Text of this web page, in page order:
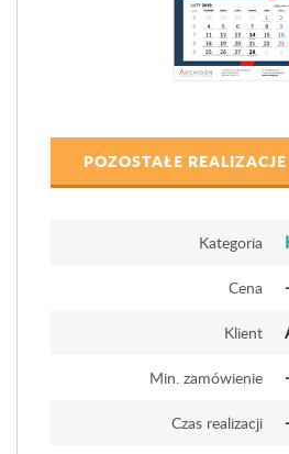
POZOSTAŁE
Kategoria
Cena
Klient
Min. zamówienie
Czas realizacji